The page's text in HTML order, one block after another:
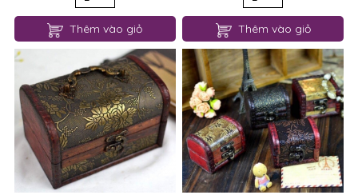
Thêm vào giỏ Thêm vào giỏ